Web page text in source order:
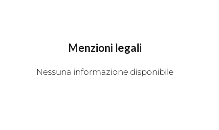
Menzioni legali
Nessuna informazione disponibile